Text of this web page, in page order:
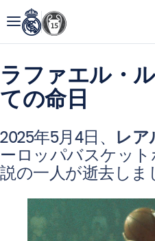
ラファエル・
ての命日
2025年5月4日、 レア
ーロッパバスケッ
説の一人が逝去しま